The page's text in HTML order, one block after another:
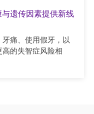
遗传因素提供新线
痛、使用假牙，以
的失智症风险相